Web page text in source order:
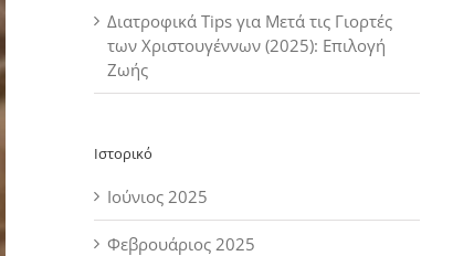
Διατροφικά Tips για Μετά τις Γιορτές
των Χριστουγέννων (2025): Επιλογή
Ζωής
Ιστορικό
Ιούνιος 2025
Φεβρουάριος 2025